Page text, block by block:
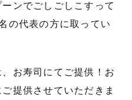
ンでごしごしこすって
の代表の方に取ってい
お寿司にてご提供！お
提供させていただきま